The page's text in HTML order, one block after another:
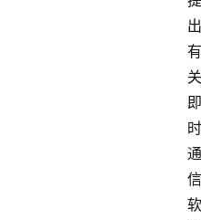
出
有
关
即
时
通
信
软